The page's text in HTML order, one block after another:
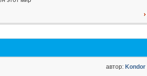
автор: Kondor